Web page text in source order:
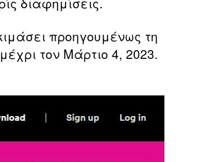
προηγουμένως τη
τον Μάρτιο 4, 2023.